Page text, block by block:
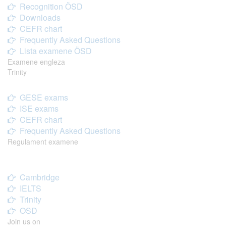
Recognition ÖSD
Downloads
CEFR chart
Frequently Asked Questions
Lista examene ÖSD
Examene engleza
Trinity
GESE exams
ISE exams
CEFR chart
Frequently Asked Questions
Regulament examene
Cambridge
IELTS
Trinity
OSD
Join us on